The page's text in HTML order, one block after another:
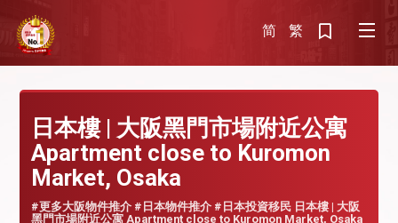
简 繁
日本樓 | 大阪黑門市場附近公寓
Apartment close to Kuromon
Market, Osaka
#更多大阪物件推介 #日本物件推介 #日本投資移民 日本樓 | 大阪
黑門市場附近公寓 Apartment close to Kuromon Market, Osaka